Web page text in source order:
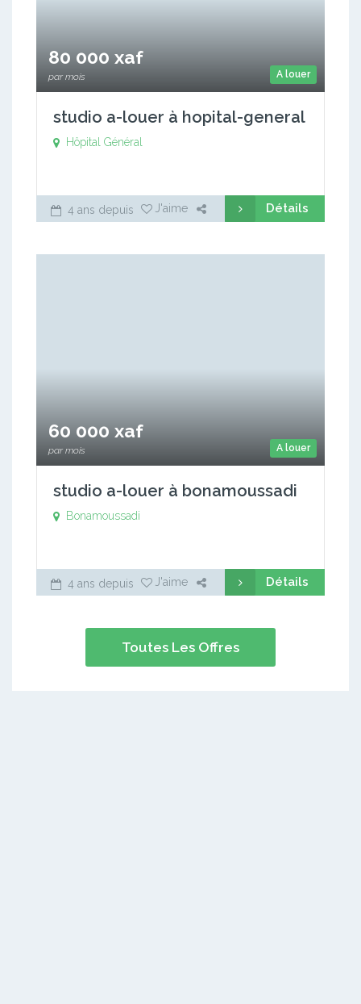
A louer
80 000 xaf
par mois
studio a-louer à hopital-general
Hôpital Général
4 ans depuis J'aime Détails
A louer
60 000 xaf
par mois
studio a-louer à bonamoussadi
Bonamoussadi
4 ans depuis J'aime Détails
Toutes Les Offres